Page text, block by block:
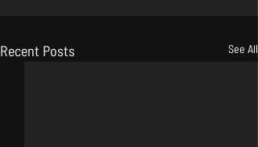
Recent Posts See All